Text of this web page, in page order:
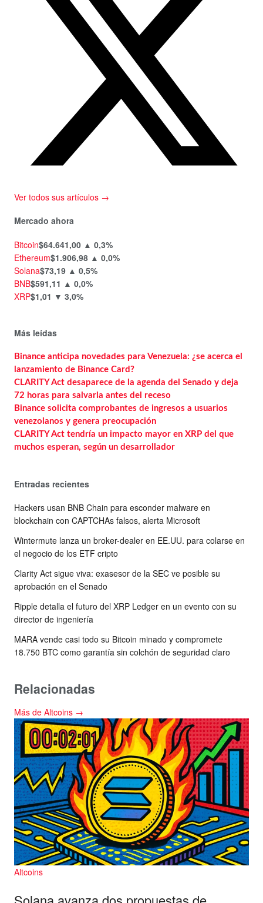
Ver todos sus artículos →
Mercado ahora
Bitcoin$64.641,00 ▲ 0,3%
Ethereum$1.906,98 ▲ 0,0%
Solana$73,19 ▲ 0,5%
BNB$591,11 ▲ 0,0%
XRP$1,01 ▼ 3,0%
Más leídas
Binance anticipa novedades para Venezuela: ¿se acerca el
lanzamiento de Binance Card?
CLARITY Act desaparece de la agenda del Senado y deja
72 horas para salvarla antes del receso
Binance solicita comprobantes de ingresos a usuarios
venezolanos y genera preocupación
CLARITY Act tendría un impacto mayor en XRP del que
muchos esperan, según un desarrollador
Entradas recientes
Hackers usan BNB Chain para esconder malware en
blockchain con CAPTCHAs falsos, alerta Microsoft
Wintermute lanza un broker-dealer en EE.UU. para colarse en
el negocio de los ETF cripto
Clarity Act sigue viva: exasesor de la SEC ve posible su
aprobación en el Senado
Ripple detalla el futuro del XRP Ledger en un evento con su
director de ingeniería
MARA vende casi todo su Bitcoin minado y compromete
18.750 BTC como garantía sin colchón de seguridad claro
Relacionadas
Más de Altcoins →
Altcoins